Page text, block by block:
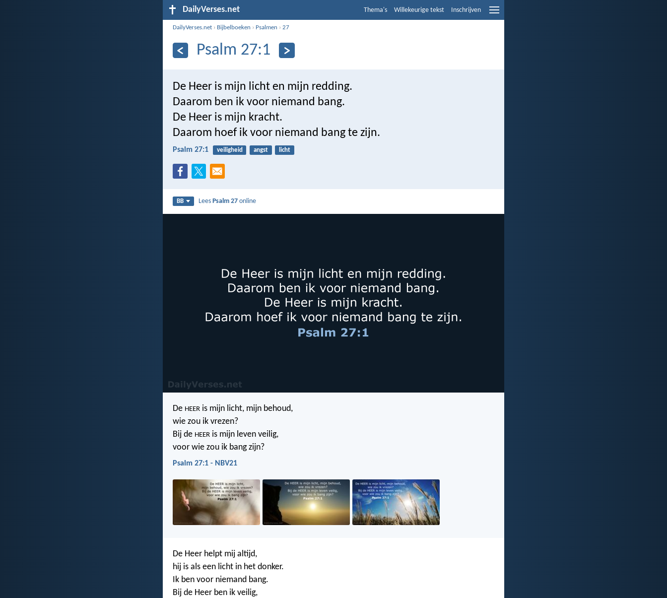
DailyVerses.net Thema's Willekeurige tekst Inschrijven
DailyVerses.net › Bijbelboeken › Psalmen ›27
Psalm 27:1
De Heer is mijn licht en mijn redding.
Daarom ben ik voor niemand bang.
De Heer is mijn kracht.
Daarom hoef ik voor niemand bang te zijn.
Psalm 27:1 veiligheid angst licht
BB LeesPsalm 27 online
De HEER is mijn licht, mijn behoud,
wie zou ik vrezen?
Bij de HEER is mijn leven veilig,
voor wie zou ik bang zijn?
Psalm 27:1 - NBV21
De Heer helpt mij altijd,
hij is als een licht in het donker.
Ik ben voor niemand bang.
Bij de Heer ben ik veilig,